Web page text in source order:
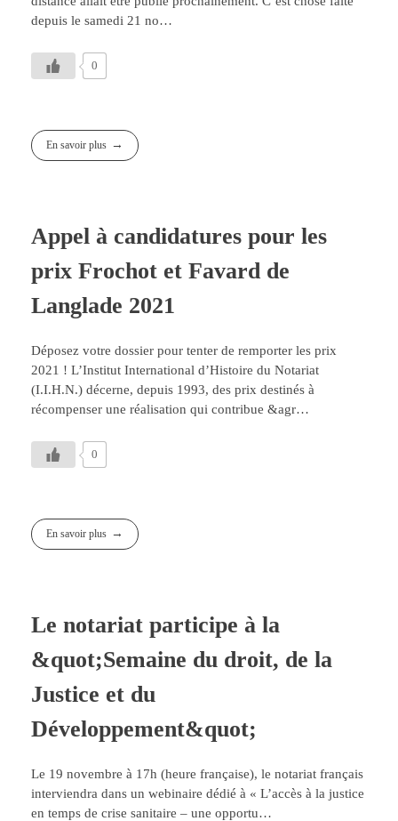
depuis le samedi 21 no…
0
En savoir plus
Appel à candidatures pour les
prix Frochot et Favard de
Langlade 2021
Déposez votre dossier pour tenter de remporter les prix
2021 ! L’Institut International d’Histoire du Notariat
(I.I.H.N.) décerne, depuis 1993, des prix destinés à
récompenser une réalisation qui contribue &agr…
0
En savoir plus
Le notariat participe à la
&quot;Semaine du droit, de la
Justice et du
Développement&quot;
Le 19 novembre à 17h (heure française), le notariat français
interviendra dans un webinaire dédié à « L’accès à la justice
en temps de crise sanitaire – une opportu…